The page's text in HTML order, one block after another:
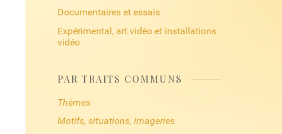
Documentaires et essais
Expérimental, art vidéo et installations
vidéo
PAR TRAITS COMMUNS
Thèmes
Motifs, situations, imageries